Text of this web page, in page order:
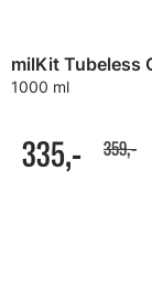
milKit Tubeless
1000 ml
335,- 359,-